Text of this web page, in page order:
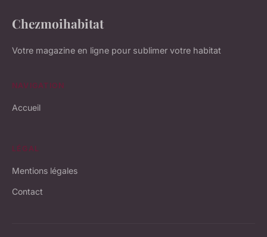
Chezmoihabitat
Votre magazine en ligne pour sublimer votre habitat
NAVIGATION
Accueil
LÉGAL
Mentions légales
Contact